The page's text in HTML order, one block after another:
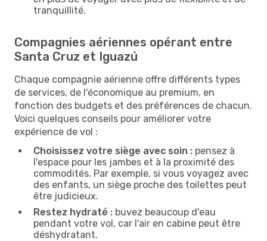
tranquillité.
Compagnies aériennes opérant entre
Santa Cruz et Iguazú
Chaque compagnie aérienne offre différents types
de services, de l'économique au premium, en
fonction des budgets et des préférences de chacun.
Voici quelques conseils pour améliorer votre
expérience de vol :
Choisissez votre siège avec soin : pensez à
l'espace pour les jambes et à la proximité des
commodités. Par exemple, si vous voyagez avec
des enfants, un siège proche des toilettes peut
être judicieux.
Restez hydraté : buvez beaucoup d'eau
pendant votre vol, car l'air en cabine peut être
déshydratant.